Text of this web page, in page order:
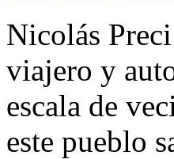
Nicolás
viajero y
escala de
este pueblo